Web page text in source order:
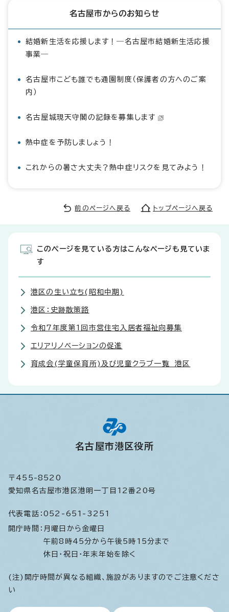
名古屋市からのお知らせ
結婚新生活を応援します！―名古屋市結婚新生活応援
事業―
名古屋市こども誰でも通園制度（保護者の方へのご案
内）
名古屋城現天守閣の記録を募集します
熱中症を予防しましょう！
これからの暑さ大丈夫？熱中症リスクを見てみよう！
前のページへ戻る トップページへ戻る
このページを見ている方はこんなページも見ていま
す
港区の生い立ち(昭和中期)
港区：史跡散策路
令和7年度第1回市営住宅入居者福祉向募集
エリアリノベーションの促進
育成会(学童保育所)及び児童クラブ一覧 港区
名古屋市港区役所
〒455-8520
愛知県名古屋市港区港明一丁目12番20号
代表電話： 052-651-3251
開庁時間： 月曜日から金曜日
午前8時45分から午後5時15分まで
休日・祝日・年末年始を除く
(注)開庁時間が異なる組織、施設がありますのでご注意くださ
い